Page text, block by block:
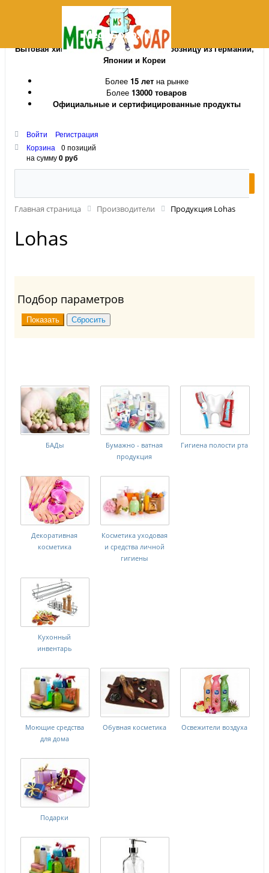
MegaSoap.ru
Бытовая химия и косметика оптом и в розницу из Германии,
Японии и Кореи
Более 15 летна рынке
Более 13000 товаров
Официальные и сертифицированные продукты
Войти
Регистрация
Корзина
0 позиций
на сумму0 руб
Главная страница Производители Продукция Lohas
Lohas
Подбор параметров
БАДы
Бумажно - ватная
продукция
Гигиена полости рта
Декоративная
косметика
Косметика уходовая
и средства личной
гигиены
Кухонный
инвентарь
Моющие средства
для дома
Обувная косметика Освежители воздуха
Подарки